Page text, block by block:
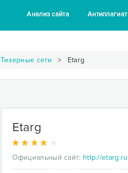
Анализ сайта Антиплагиат
Тизерные сети Etarg
Etarg
Официальный сайт: http://etarg.ru